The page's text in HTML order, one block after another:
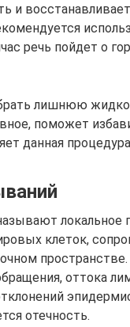
и
речь пойдет о
лишнюю
поможет
данная
локальное
клеток,
пространстве.
оттока
отечность.